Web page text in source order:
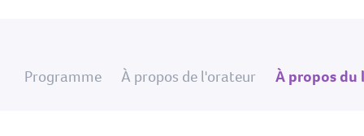
Programme À propos de l'orateur À propos du